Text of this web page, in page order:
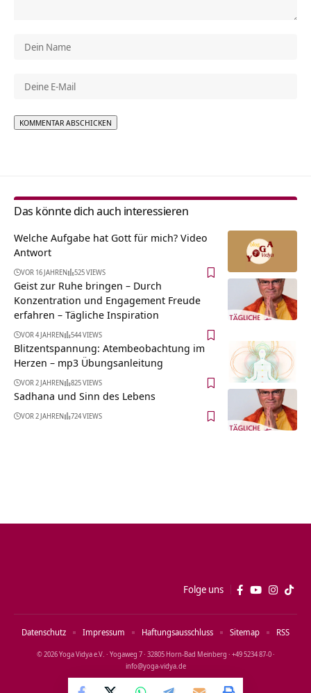
Das könnte dich auch interessieren
Welche Aufgabe hat Gott für mich? Video
Antwort
VOR 16 JAHREN 525 VIEWS
Geist zur Ruhe bringen – Durch
Konzentration und Engagement Freude
erfahren – Tägliche Inspiration
VOR 4 JAHREN 544 VIEWS
Blitzentspannung: Atembeobachtung im
Herzen – mp3 Übungsanleitung
VOR 2 JAHREN 825 VIEWS
Sadhana und Sinn des Lebens
VOR 2 JAHREN 724 VIEWS
Folge uns
© 2026 Yoga Vidya e.V. · Yogaweg 7 · 32805 Horn‑Bad Meinberg · +49 5234 87‑0 ·
info@yoga‑vidya.de
Datenschutz Impressum Haftungsausschluss Sitemap RSS